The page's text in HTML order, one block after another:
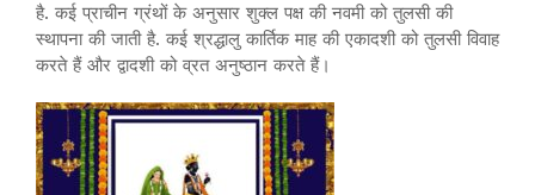
है. कई प्राचीन ग्रंथों के अनुसार शुक्ल पक्ष की नवमी को तुलसी की
स्थापना की जाती है. कई श्रद्धालु कार्तिक माह की एकादशी को तुलसी विवाह
करते हैं और द्वादशी को व्रत अनुष्ठान करते हैं।